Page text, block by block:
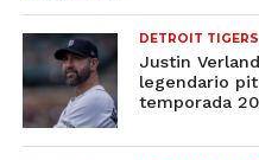
DETROIT TIGERS
Justin
legendario
temporada